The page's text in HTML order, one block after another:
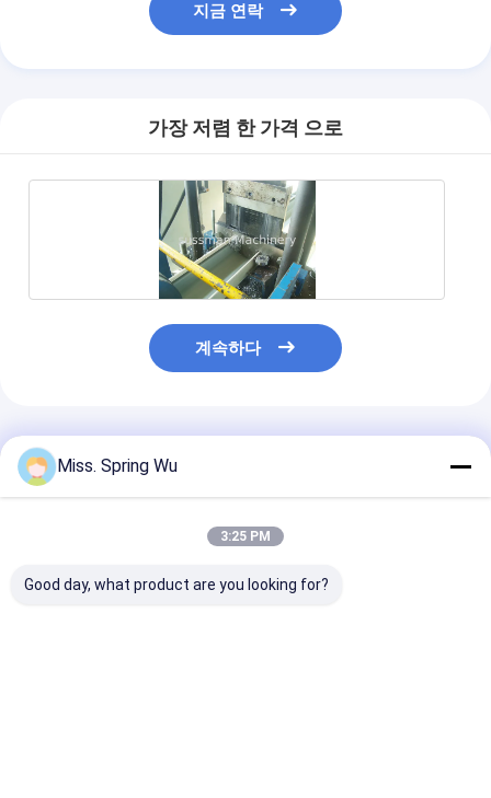
지금 연락
가장 저렴 한 가격 으로
계속하다
추천된 제품
Miss. Spring Wu
3:25 PM
Good day, what product are you looking for?